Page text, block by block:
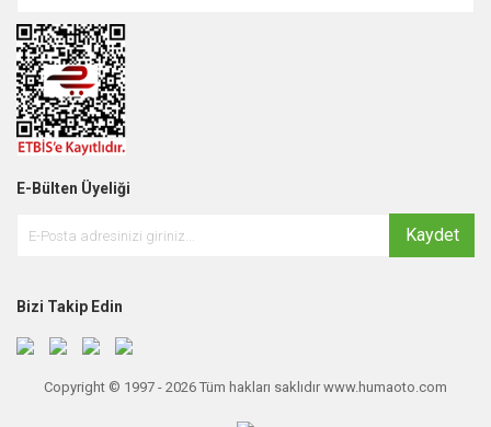
E-Bülten Üyeliği
Kaydet
Bizi Takip Edin
Copyright © 1997 - 2026 Tüm hakları saklıdır www.humaoto.com